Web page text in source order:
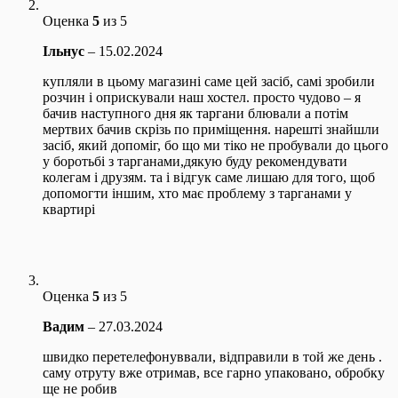
Оценка 5 из 5
Ільнус – 15.02.2024
купляли в цьому магазині саме цей засіб, самі зробили
розчин і оприскували наш хостел. просто чудово – я
бачив наступного дня як таргани блювали а потім
мертвих бачив скрізь по приміщення. нарешті знайшли
засіб, який допоміг, бо що ми тіко не пробували до цього
у боротьбі з тарганами,дякую буду рекомендувати
колегам і друзям. та і відгук саме лишаю для того, щоб
допомогти іншим, хто має проблему з тарганами у
квартирі
Оценка 5 из 5
Вадим – 27.03.2024
швидко перетелефонуввали, відправили в той же день .
саму отруту вже отримав, все гарно упаковано, обробку
ще не робив